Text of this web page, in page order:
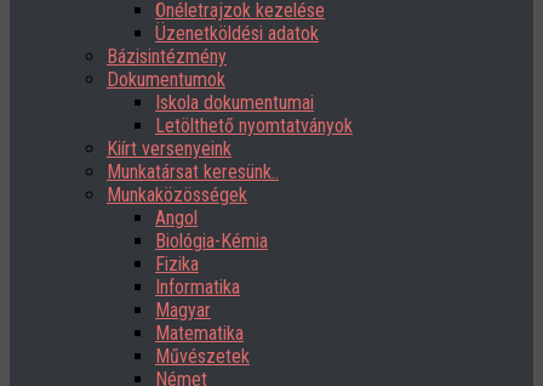
Önéletrajzok kezelése
Üzenetköldési adatok
Bázisintézmény
Dokumentumok
Iskola dokumentumai
Letölthető nyomtatványok
Kiírt versenyeink
Munkatársat keresünk..
Munkaközösségek
Angol
Biológia-Kémia
Fizika
Informatika
Magyar
Matematika
Művészetek
Német